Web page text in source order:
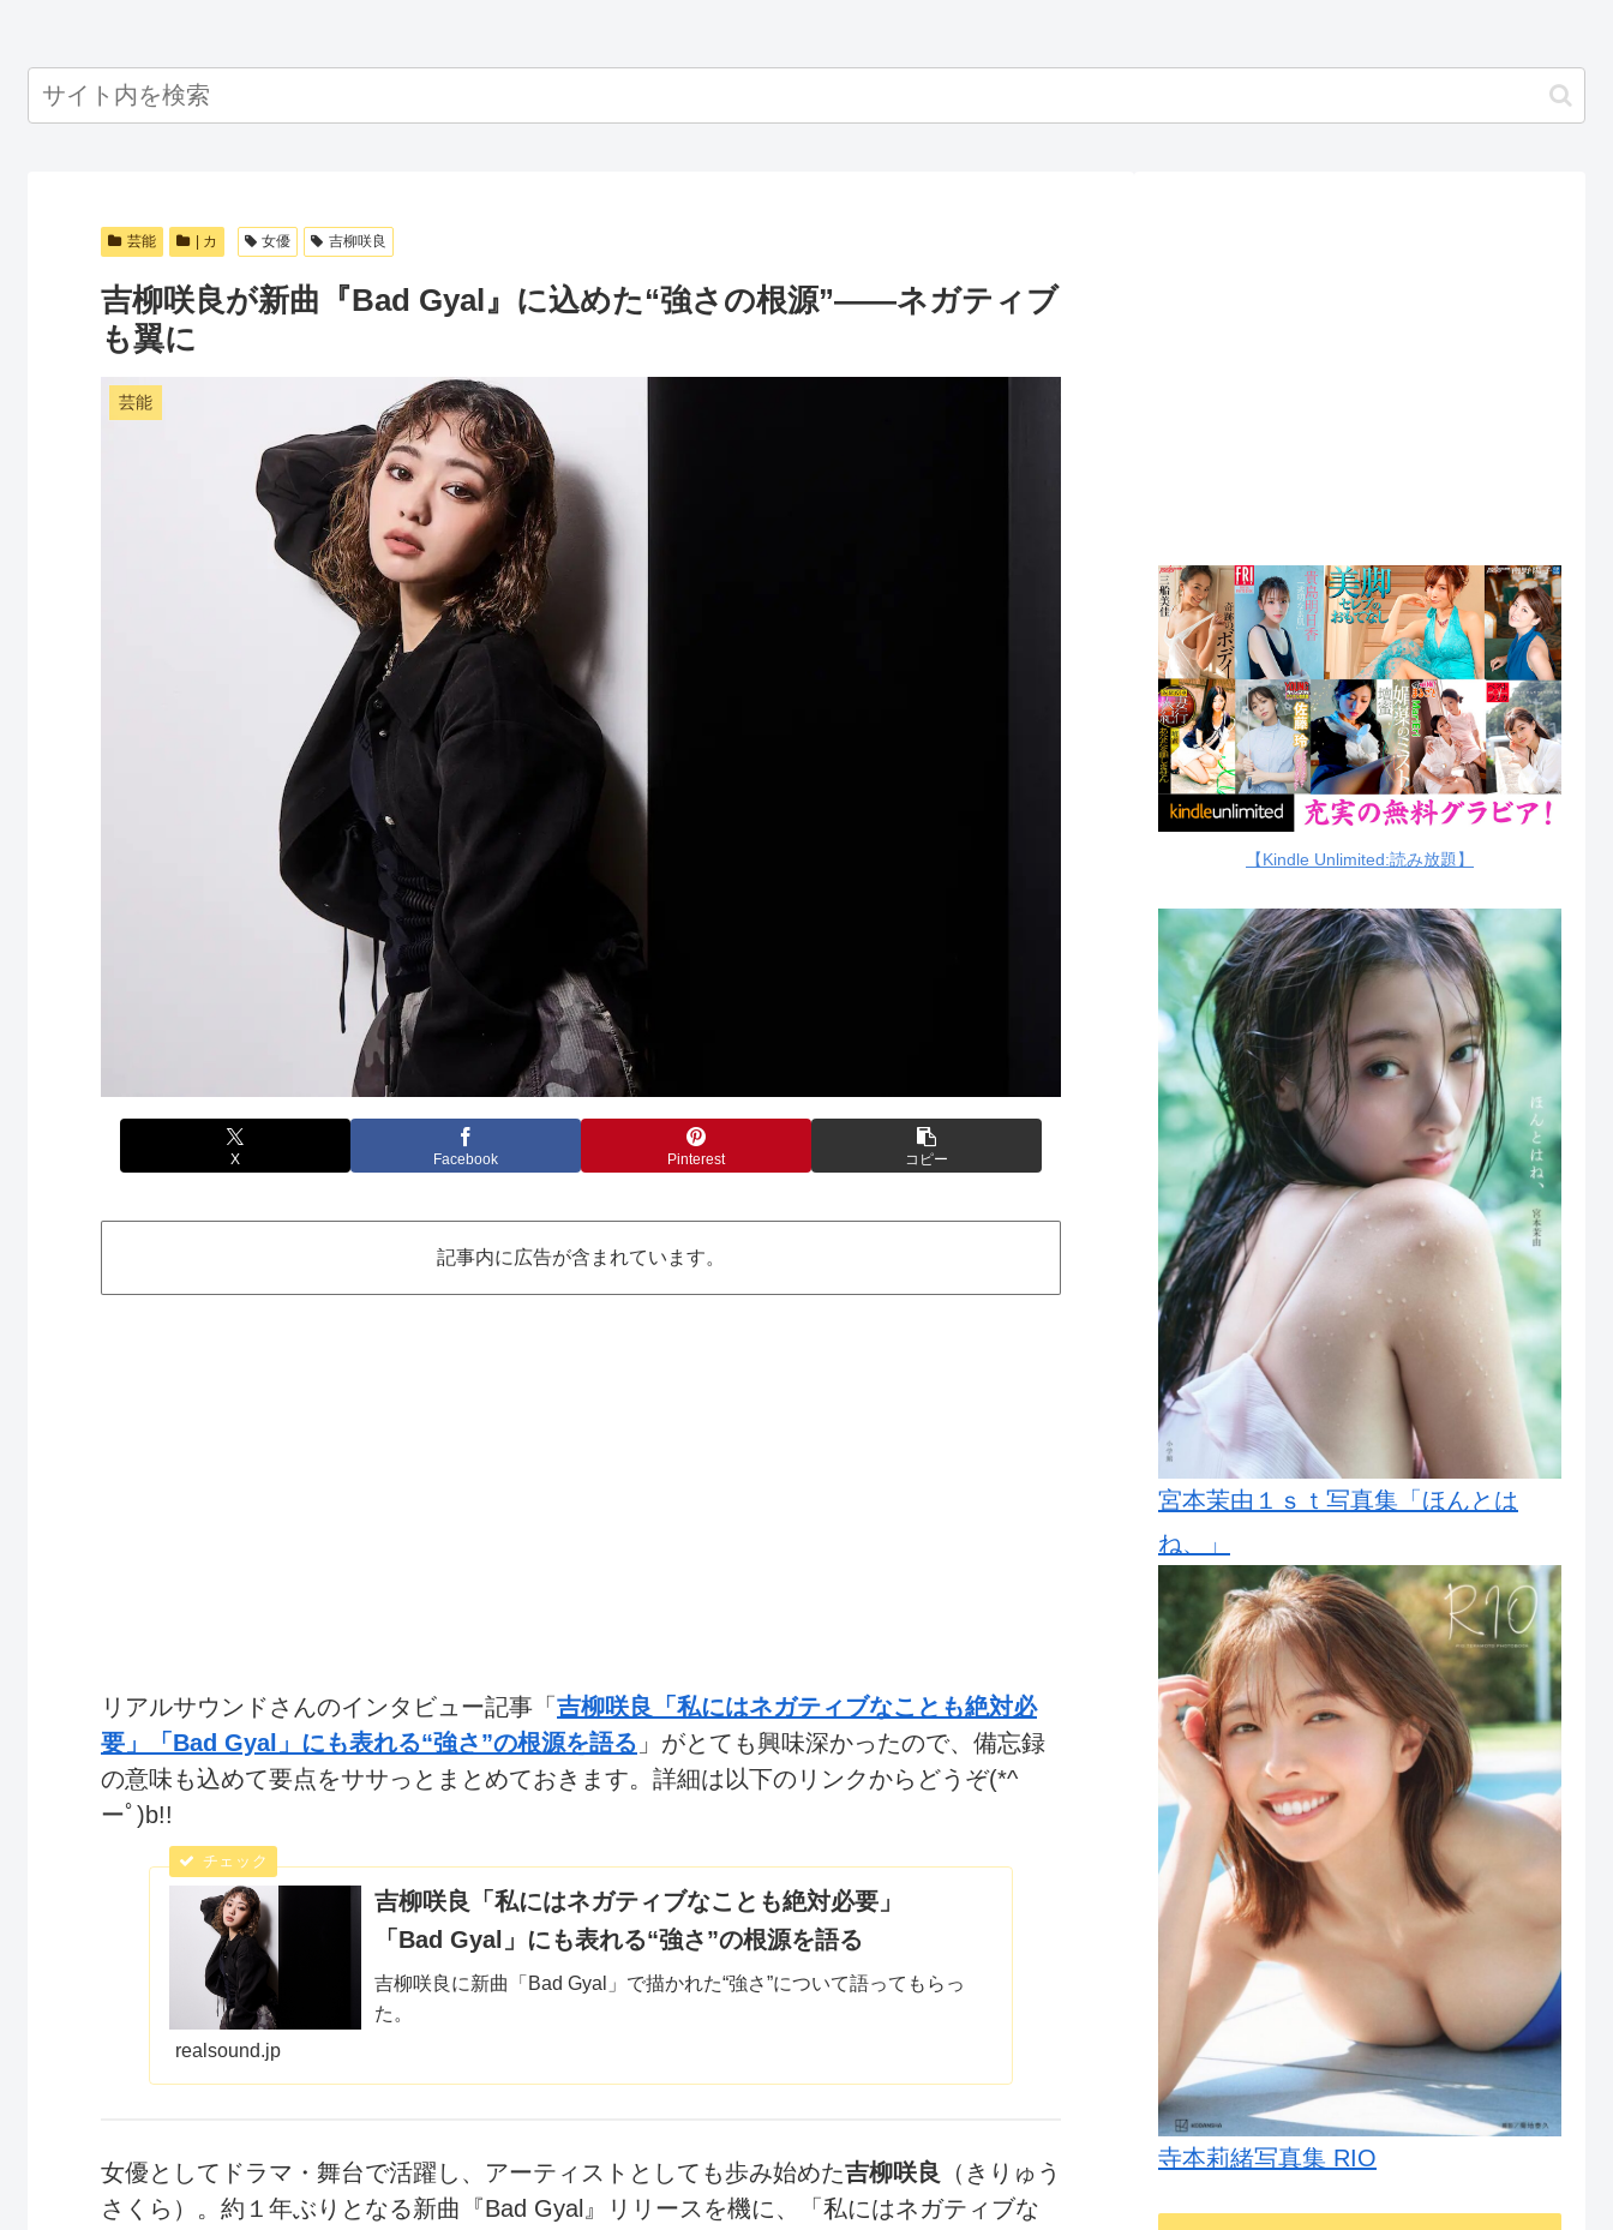
芸能 | カ 女優 吉柳咲良
吉柳咲良が新曲『Bad Gyal』に込めた“強さの根源”――ネガティブ
も翼に
芸能
X Facebook Pinterest コピー
記事内に広告が含まれています。
リアルサウンドさんのインタビュー記事「 吉柳咲良「私にはネガティブなことも絶対必
要」「Bad Gyal」にも表れる“強さ”の根源を語る 」がとても興味深かったので、備忘録
の意味も込めて要点をササっとまとめておきます。詳細は以下のリンクからどうぞ(*^
ーﾟ)b!!
吉柳咲良「私にはネガティブなことも絶対必要」
「Bad Gyal」にも表れる“強さ”の根源を語る
吉柳咲良に新曲「Bad Gyal」で描かれた“強さ”について語ってもらっ
た。
realsound.jp
女優としてドラマ・舞台で活躍し、アーティストとしても歩み始めた吉柳咲良 （きりゅう
さくら）。約１年ぶりとなる新曲『Bad Gyal』リリースを機に、「私にはネガティブな
【Kindle Unlimited:読み放題】
宮本茉由１ｓｔ写真集「ほんとは
ね、」
寺本莉緒写真集 RIO